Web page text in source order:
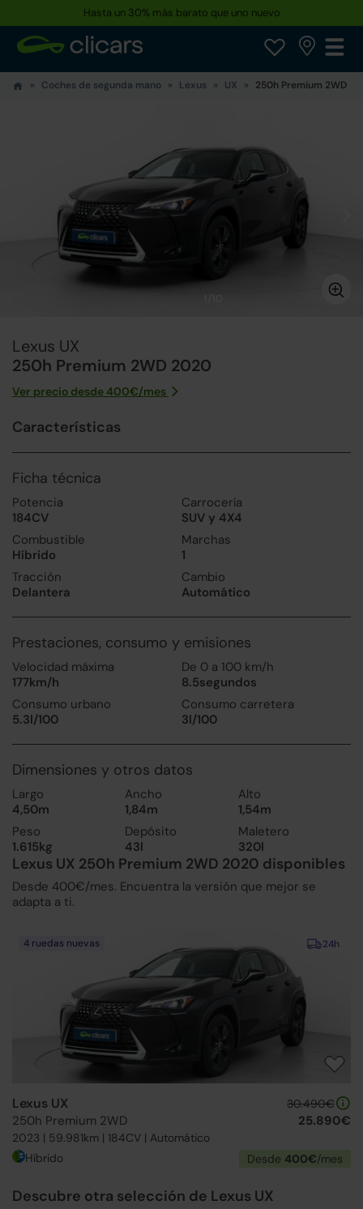
Hasta un 30% más barato que uno nuevo
Coches de segunda mano Lexus UX 250h Premium 2WD
Lexus UX
250h Premium 2WD 2020
Ver precio desde400€/mes
Características
Ficha técnica
Potencia
184CV
Carrocería
SUV y 4X4
Combustible
Híbrido
Marchas
1
Tracción
Delantera
Cambio
Automático
Prestaciones, consumo y emisiones
Velocidad máxima
177km/h
De 0 a 100 km/h
8.5segundos
Consumo urbano
5.3l/100
Consumo carretera
3l/100
Dimensiones y otros datos
Largo
4,50m
Ancho
1,84m
Alto
1,54m
Peso
1.615kg
Depósito
43l
Maletero
320l
Lexus UX 250h Premium 2WD 2020 disponibles
Desde 400€/mes. Encuentra la versión que mejor se
adapta a ti.
24h
4 ruedas nuevas
Lexus UX
250h Premium 2WD
2023 | 59.981km | 184CV | Automático
30.490€
25.890€
Híbrido Desde 400€/mes
Descubre otra selección de Lexus UX